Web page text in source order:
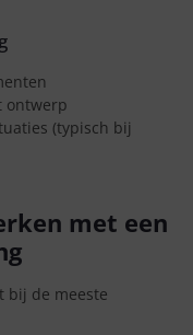
ontwerp
(typisch bij
met een
bij de meeste